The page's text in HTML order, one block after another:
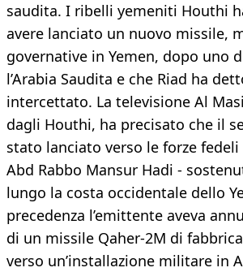
saudita. I ribelli yemeniti Houthi
avere lanciato un nuovo missile,
governative in Yemen, dopo uno
l’Arabia Saudita e che Riad ha
intercettato. La televisione Al
dagli Houthi, ha precisato che il
stato lanciato verso le forze
Abd Rabbo Mansur Hadi -
lungo la costa occidentale dello
precedenza l’emittente aveva
di un missile Qaher-2M di
verso un’installazione militare in